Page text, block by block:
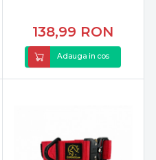
138,99 RON
Adauga in cos